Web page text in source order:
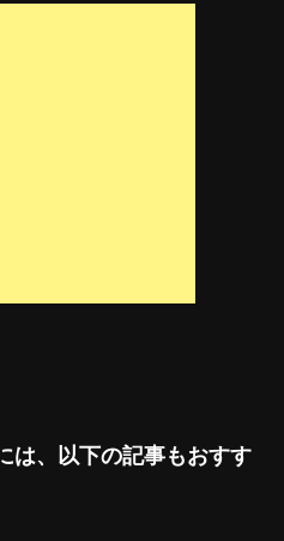
は、以下の記事もおすす